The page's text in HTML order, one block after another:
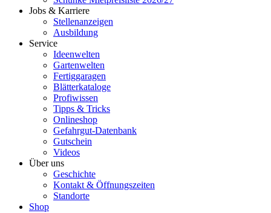
Jobs & Karriere
Stellenanzeigen
Ausbildung
Service
Ideenwelten
Gartenwelten
Fertiggaragen
Blätterkataloge
Profiwissen
Tipps & Tricks
Onlineshop
Gefahrgut-Datenbank
Gutschein
Videos
Über uns
Geschichte
Kontakt & Öffnungszeiten
Standorte
Shop